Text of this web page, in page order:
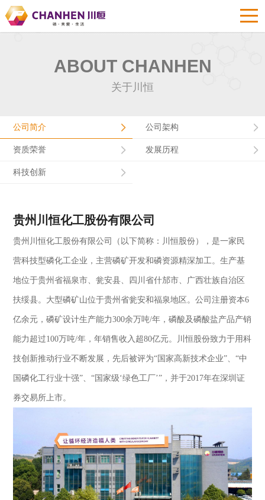
ABOUT CHANHEN
关于川恒
公司简介 公司架构
资质荣誉 发展历程
科技创新
贵州川恒化工股份有限公司
贵州川恒化工股份有限公司（以下简称：川恒股份），是一家民
营科技型磷化工企业，主营磷矿开发和磷资源精深加工。生产基
地位于贵州省福泉市、瓮安县、 四川省什邡市、 广西壮族自治区
扶绥县。大型磷矿山位于贵州省瓮安和福泉地区。公司注册资本6
亿余元，磷矿设计生产能力300余万吨/年，磷酸及磷酸盐产品产销
能力超过100万吨/年，年销售收入超80亿元。川恒股份致力于用科
技创新推动行业不断发展，先后被评为“国家高新技术企业”、“中
国磷化工行业十强”、“国家级‘绿色工厂’”，并于2017年在深圳证
券交易所上市。